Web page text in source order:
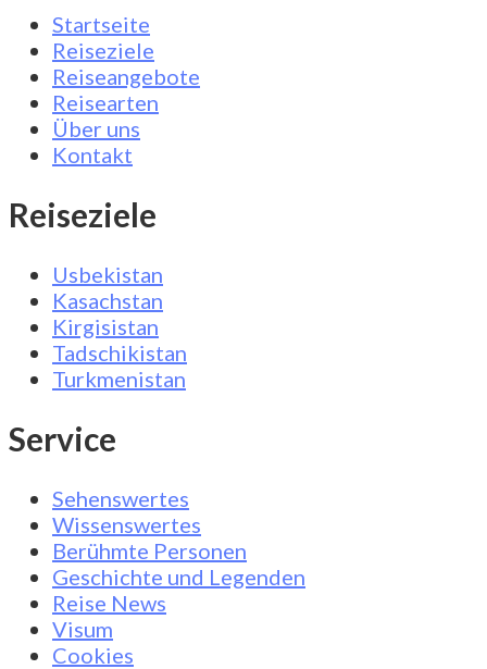
Startseite
Reiseziele
Reiseangebote
Reisearten
Über uns
Kontakt
Reiseziele
Usbekistan
Kasachstan
Kirgisistan
Tadschikistan
Turkmenistan
Service
Sehenswertes
Wissenswertes
Berühmte Personen
Geschichte und Legenden
Reise News
Visum
Cookies